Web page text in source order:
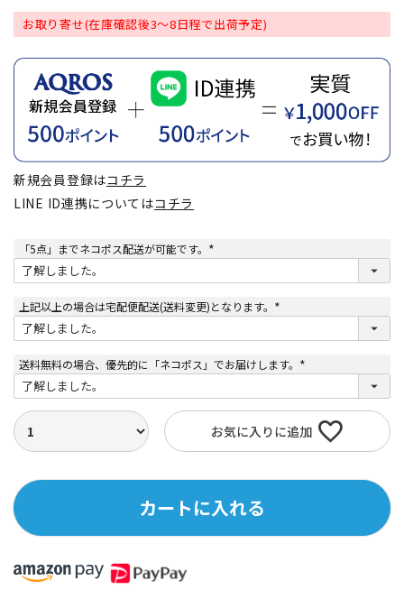
お取り寄せ(在庫確認後3～8日程で出荷予定)
新規会員登録はコチラ
LINE ID連携についてはコチラ
「5点」までネコポス配送が可能です。
(
須
上記以上の場合は宅配便配送(送料変更)となります。
(
須
送料無料の場合、優先的に「ネコポス」でお届けします。
(
須
)
お気に入りに追加
カートに入れる